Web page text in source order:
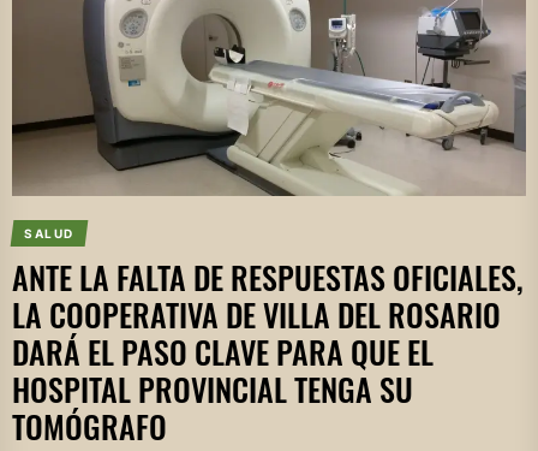
SALUD
ANTE LA FALTA DE RESPUESTAS OFICIALES,
LA COOPERATIVA DE VILLA DEL ROSARIO
DARÁ EL PASO CLAVE PARA QUE EL
HOSPITAL PROVINCIAL TENGA SU
TOMÓGRAFO